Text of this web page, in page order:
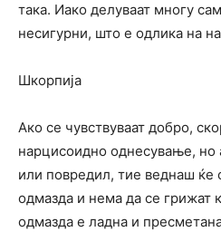
така. Иако делуваат многу
несигурни, што е одлика на
Шкорпија
Ако се чувствуваат добро,
нарцисоидно однесување, но
или повредил, тие веднаш ќе
одмазда и нема да се грижат
одмазда е ладна и